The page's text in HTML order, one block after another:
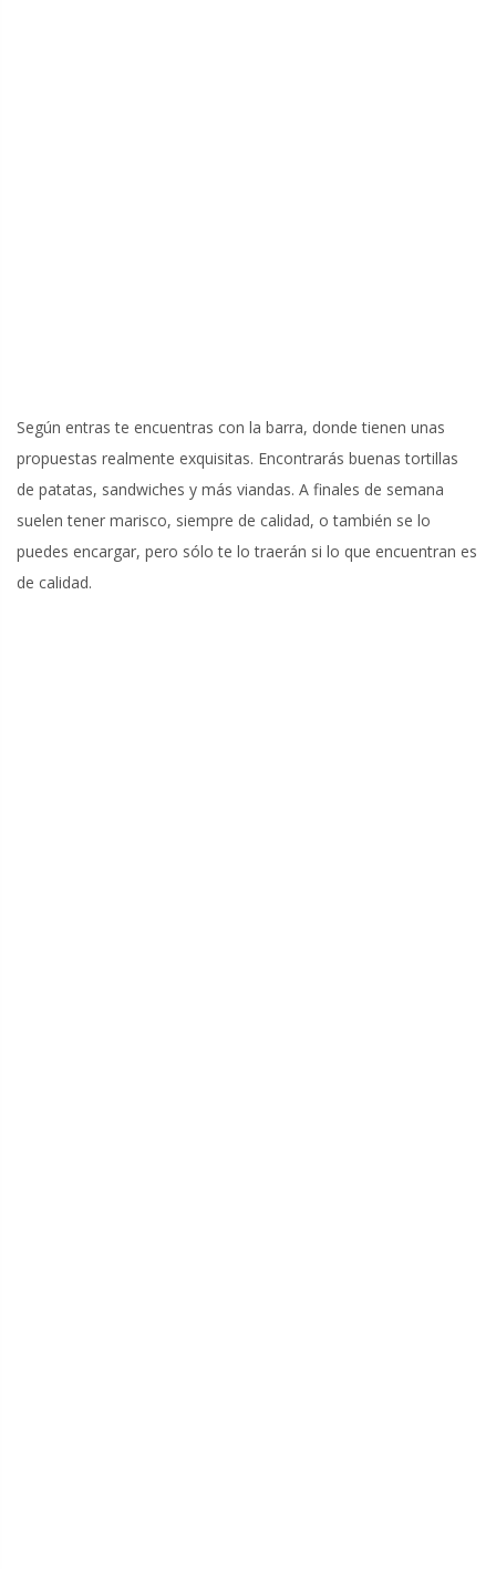
Según entras te encuentras con la barra, donde tienen unas
propuestas realmente exquisitas. Encontrarás buenas tortillas
de patatas, sandwiches y más viandas. A finales de semana
suelen tener marisco, siempre de calidad, o también se lo
puedes encargar, pero sólo te lo traerán si lo que encuentran es
de calidad.